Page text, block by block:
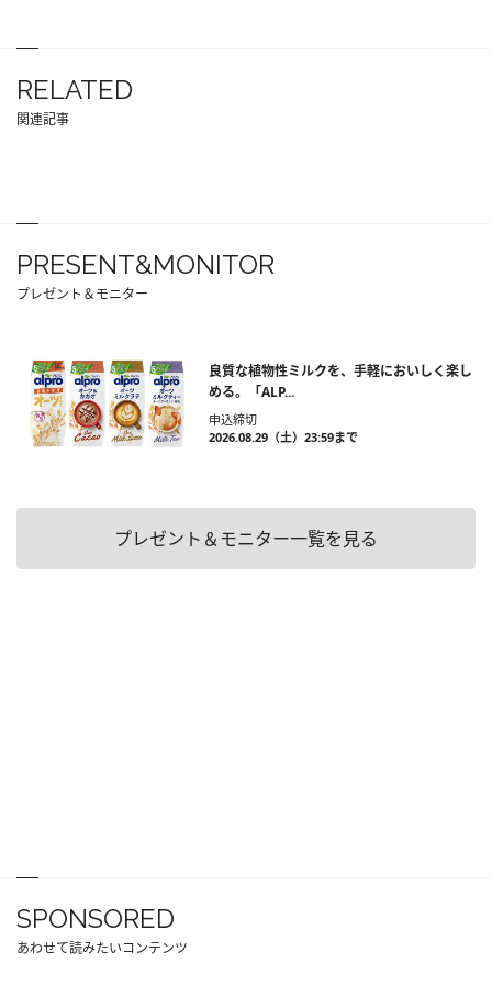
RELATED
関連記事
PRESENT&MONITOR
プレゼント＆モニター
良質な植物性ミルクを、手軽においしく楽し
める。「ALP...
申込締切
2026.08.29（土）23:59まで
プレゼント＆モニター一覧を見る
SPONSORED
あわせて読みたいコンテンツ